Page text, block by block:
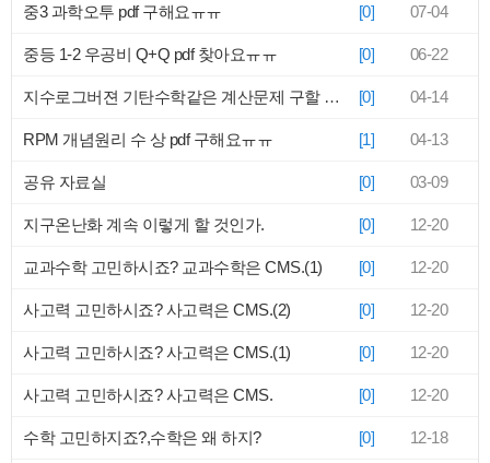
중3 과학오투 pdf 구해요ㅠㅠ [0] 07-04
중등 1-2 우공비 Q+Q pdf 찾아요ㅠㅠ [0] 06-22
지수로그버젼 기탄수학같은 계산문제 구할 수 없을까요?! [0] 04-14
RPM 개념원리 수 상 pdf 구해요ㅠㅠ [1] 04-13
공유 자료실 [0] 03-09
지구온난화 계속 이렇게 할 것인가. [0] 12-20
교과수학 고민하시죠? 교과수학은 CMS.(1) [0] 12-20
사고력 고민하시죠? 사고력은 CMS.(2) [0] 12-20
사고력 고민하시죠? 사고력은 CMS.(1) [0] 12-20
사고력 고민하시죠? 사고력은 CMS. [0] 12-20
수학 고민하지죠?,수학은 왜 하지? [0] 12-18